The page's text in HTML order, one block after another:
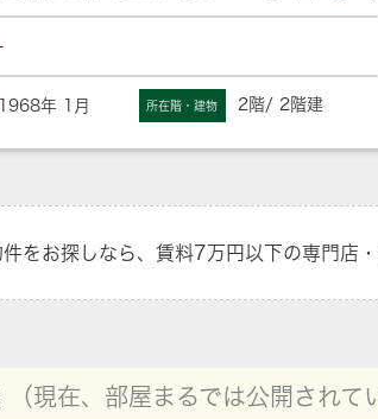
1968年 1月 所在階・建物 2階/ 2階建
をお探しなら、賃料7万円以下の専門店・
（現在、部屋まるでは公開されて